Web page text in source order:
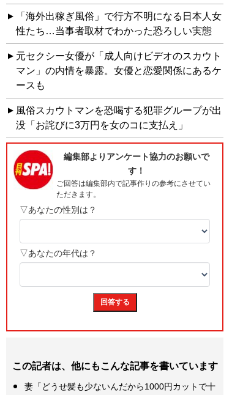
「海外出稼ぎ風俗」で行方不明になる日本人女
性たち…当事者取材でわかった恐ろしい実態
元セクシー女優が「成人向けビデオのスカウト
マン」の内情を暴露。女優と恋愛関係にあるケ
ースも
風俗スカウトマンを恐喝する犯罪グループが出
没「お詫びに3万円を女のコに支払え」
この記者は、他にもこんな記事を書いています
妻「どうせ髪も少ないんだから1000円カットで十